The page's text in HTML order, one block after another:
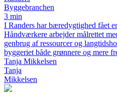
Byggebranchen
3 min
I Randers har bæredygtighed fået
Håndværkere arbejder målrettet
genbrug af ressourcer og
byggeriet både grønnere og mere
Tanja Mikkelsen
Tanja
Mikkelsen